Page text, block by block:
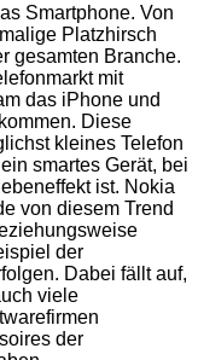
Smartphone. Von
Platzhirsch
gesamten Branche.
mit
das iPhone und
Diese
kleines Telefon
smartes Gerät, bei
ist. Nokia
von diesem Trend
der
Dabei fällt auf,
viele
der